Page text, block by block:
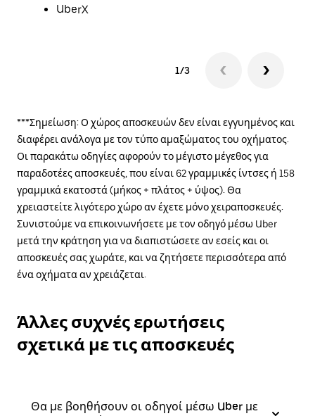
UberX
1/3
***Σημείωση: Ο χώρος αποσκευών δεν είναι εγγυημένος και
διαφέρει ανάλογα με τον τύπο αμαξώματος του οχήματος.
Οι παρακάτω οδηγίες αφορούν το μέγιστο μέγεθος για
παραδοτέες αποσκευές, που είναι 62 γραμμικές ίντσες ή 158
γραμμικά εκατοστά (μήκος + πλάτος + ύψος). Θα
χρειαστείτε λιγότερο χώρο αν έχετε μόνο χειραποσκευές.
Συνιστούμε να επικοινωνήσετε με τον οδηγό μέσω Uber
μετά την κράτηση για να διαπιστώσετε αν εσείς και οι
αποσκευές σας χωράτε, και να ζητήσετε περισσότερα από
ένα οχήματα αν χρειάζεται.
Άλλες συχνές ερωτήσεις
σχετικά με τις αποσκευές
Θα με βοηθήσουν οι οδηγοί μέσω Uber με